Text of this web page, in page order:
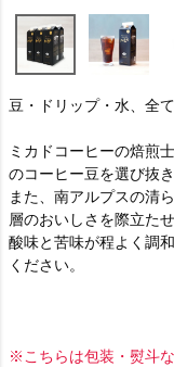
豆・ドリップ・水、全
ミカドコーヒーの焙煎
のコーヒー豆を選び抜き
また、南アルプスの清
層のおいしさを際立た
酸味と苦味が程よく調
ください。
※こちらは包装・熨斗